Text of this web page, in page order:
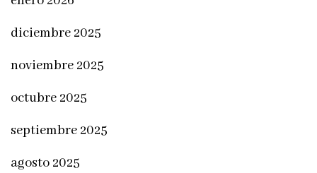
diciembre 2025
noviembre 2025
octubre 2025
septiembre 2025
agosto 2025